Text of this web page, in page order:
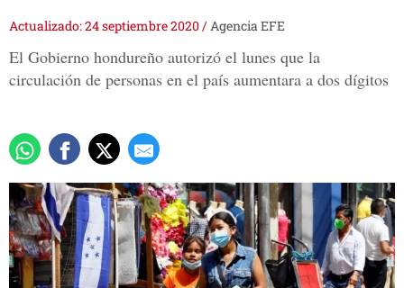
Actualizado: 24 septiembre 2020/Agencia EFE
El Gobierno hondureño autorizó el lunes que la
circulación de personas en el país aumentara a dos dígitos